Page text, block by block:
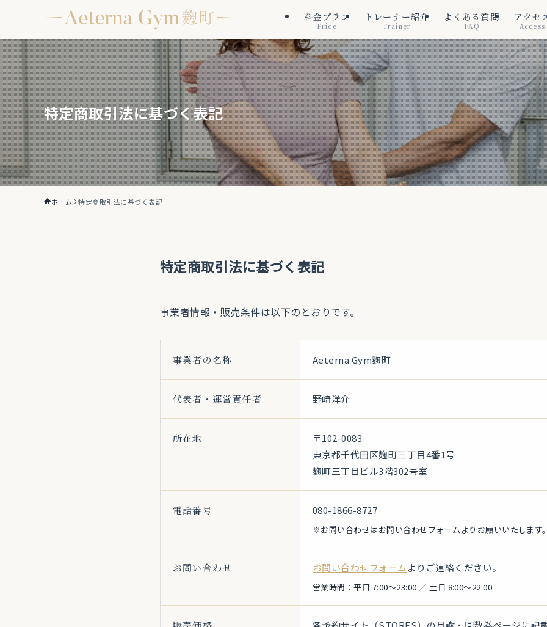
料金プラン
Price
トレーナー紹介
Trainer
よくある質問
FAQ
アクセ
Access
特定商取引法に基づく表記
ホーム 特定商取引法に基づく表記
特定商取引法に基づく表記
事業者情報・販売条件は以下のとおりです。
事業者の名称 Aeterna Gym麹町
代表者・運営責任者 野崎洋介
所在地
〒102-0083
東京都千代田区麹町三丁目4番1号
麹町三丁目ビル3階302号室
電話番号 080-1866-8727
※お問い合わせはお問い合わせフォームよりお願いいたします
お問い合わせ お問い合わせフォームよりご連絡ください。
営業時間：平日 7:00〜23:00 ／ 土日 8:00〜22:00